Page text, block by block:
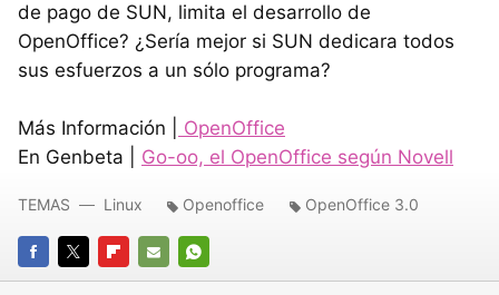
de pago de SUN, limita el desarrollo de
OpenOffice? ¿Sería mejor si SUN dedicara todos
sus esfuerzos a un sólo programa?
Más Información |
OpenOffice
En Genbeta | Go-oo, el OpenOffice según Novell
FACEBOOK
TWITTERFLIPBOARD
E-
WHATSAPP
TEMAS Linux Openoffice OpenOffice 3.0